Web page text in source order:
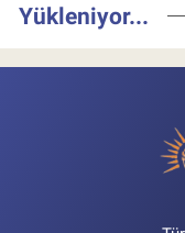
Yükleniyor...